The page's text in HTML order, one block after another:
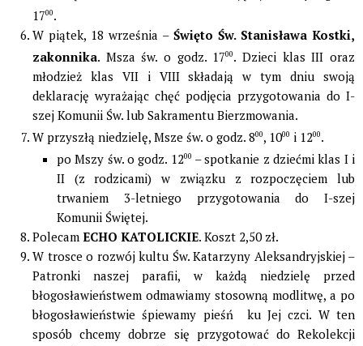
1700.
W piątek, 18 września – Święto Św. Stanisława Kostki,
zakonnika. Msza św. o godz. 1700. Dzieci klas III oraz
młodzież klas VII i VIII składają w tym dniu swoją
deklarację wyrażając chęć podjęcia przygotowania do I-
szej Komunii Św. lub Sakramentu Bierzmowania.
W przyszłą niedzielę, Msze św. o godz. 800, 1000 i 1200.
po Mszy św. o godz. 1200 – spotkanie z dziećmi klas I i
II (z rodzicami) w związku z rozpoczęciem lub
trwaniem 3-letniego przygotowania do I-szej
Komunii Świętej.
Polecam ECHO KATOLICKIE. Koszt 2,50 zł.
W trosce o rozwój kultu Św. Katarzyny Aleksandryjskiej –
Patronki naszej parafii, w każdą niedzielę przed
błogosławieństwem odmawiamy stosowną modlitwę, a po
błogosławieństwie śpiewamy pieśń ku Jej czci. W ten
sposób chcemy dobrze się przygotować do Rekolekcji